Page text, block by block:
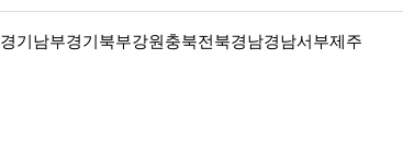
경기남부경기북부강원 충북전북경남경남서부제주